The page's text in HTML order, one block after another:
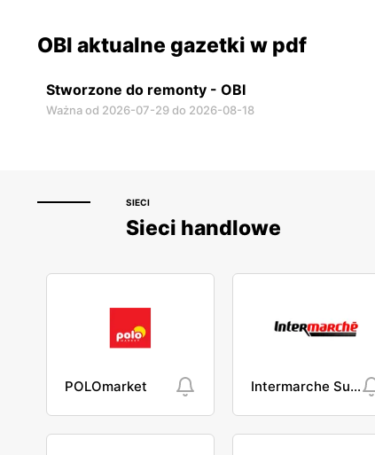
OBI aktualne gazetki w pdf
Stworzone do remonty - OBI
Ważna od 2026-07-29 do 2026-08-18
SIECI
Sieci handlowe
POLOmarket Intermarche Super